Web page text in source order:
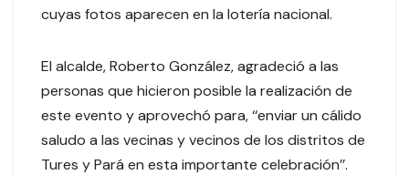
cuyas fotos aparecen en la lotería nacional.
El alcalde, Roberto González, agradeció a las
personas que hicieron posible la realización de
este evento y aprovechó para, ‘‘enviar un cálido
saludo a las vecinas y vecinos de los distritos de
Tures y Pará en esta importante celebración’’.